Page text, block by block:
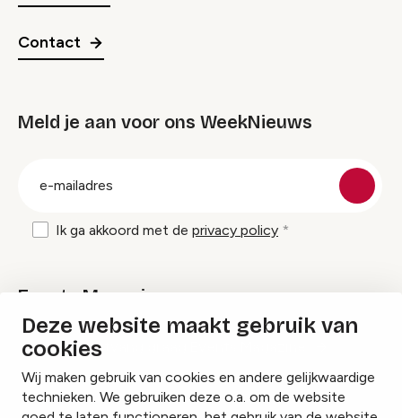
Deze website maakt gebruik van
cookies
Wij maken gebruik van cookies en andere gelijkwaardige
technieken. We gebruiken deze o.a. om de website
Contact
Meld je aan voor ons WeekNieuws
Ik ga akkoord met de privacy policy
Events Magazine
Ik ontvang graag Events Magazine